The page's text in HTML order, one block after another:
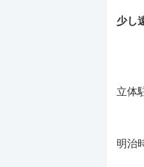
少し
立体
明治